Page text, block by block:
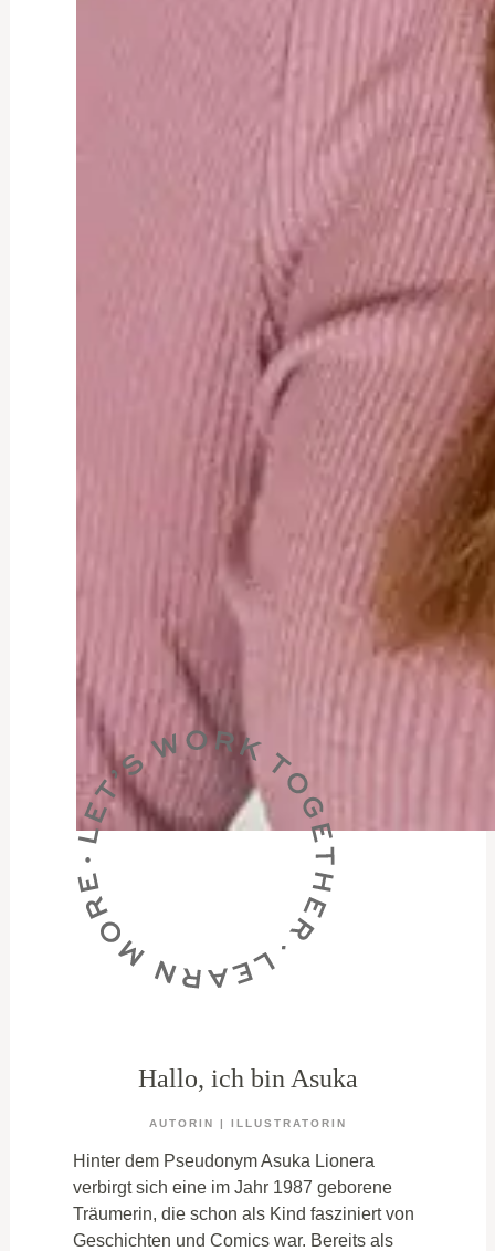
Hallo, ich bin Asuka
AUTORIN | ILLUSTRATORIN
Hinter dem Pseudonym Asuka Lionera
verbirgt sich eine im Jahr 1987 geborene
Träumerin, die schon als Kind fasziniert von
Geschichten und Comics war. Bereits als